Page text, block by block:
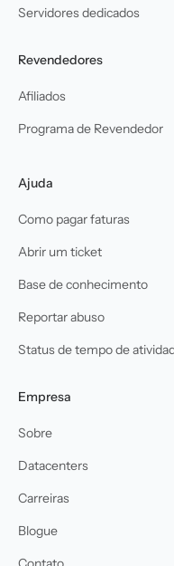
Servidores dedicados
Revendedores
Afiliados
Programa de Revendedor
Ajuda
Como pagar faturas
Abrir um ticket
Base de conhecimento
Reportar abuso
Status de tempo de
Empresa
Sobre
Datacenters
Carreiras
Blogue